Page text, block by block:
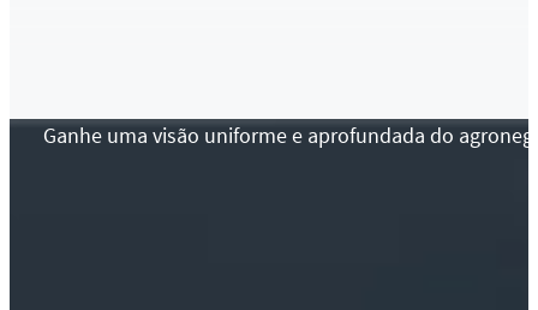
Ganhe uma visão uniforme e aprofundada do